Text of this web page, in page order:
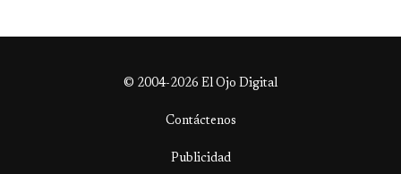
© 2004-2026 El Ojo Digital
Contáctenos
Publicidad